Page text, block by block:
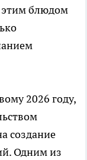
этим блюдом
2026 году,
создание
Одним из